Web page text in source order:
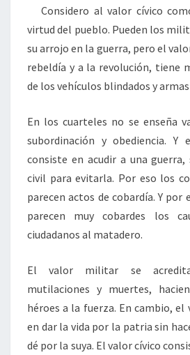
Considero al valor cívico
virtud del pueblo. Pueden los
su arrojo en la guerra, pero el
rebeldía y a la revolución, tiene
de los vehículos blindados y
En los cuarteles no se enseña
subordinación y obediencia.
consiste en acudir a una
civil para evitarla. Por eso los
parecen actos de cobardía. Y por
parecen muy cobardes los
ciudadanos al matadero.
El valor militar se
mutilaciones y muertes,
héroes a la fuerza. En cambio, el
en dar la vida por la patria sin
dé por la suya. El valor cívico